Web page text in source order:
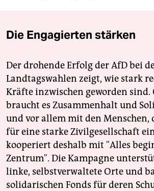
Die Engagierten stärken
Der drohende Erfolg der AfD bei
Landtagswahlen zeigt, wie stark
Kräfte inzwischen geworden sind.
braucht es Zusammenhalt und
und vor allem mit den Menschen,
für eine starke Zivilgesellschaft
kooperiert deshalb mit "Alles
Zentrum". Die Kampagne
linke, selbstverwaltete Orte und
solidarischen Fonds für deren